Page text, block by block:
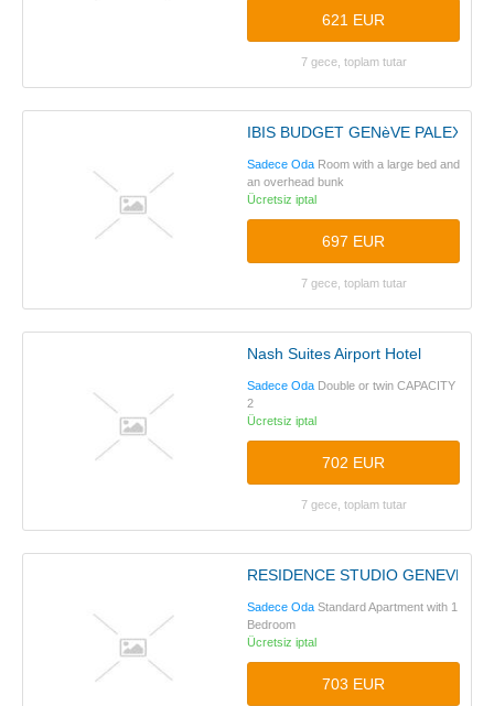
621 EUR
7 gece, toplam tutar
IBIS BUDGET GENèVE PALEXPO
Sadece Oda Room with a large bed and
an overhead bunk
Ücretsiz iptal
697 EUR
7 gece, toplam tutar
Nash Suites Airport Hotel
Sadece Oda Double or twin CAPACITY
2
Ücretsiz iptal
702 EUR
7 gece, toplam tutar
RESIDENCE STUDIO GENEVE
Sadece Oda Standard Apartment with 1
Bedroom
Ücretsiz iptal
703 EUR